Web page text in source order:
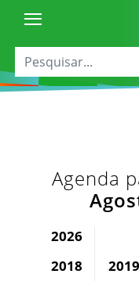
Agenda
2026
2018
2019